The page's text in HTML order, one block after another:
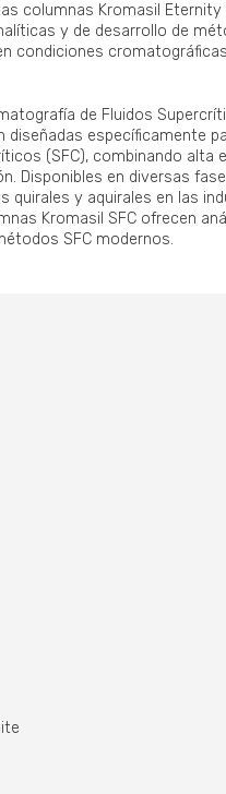
columnas Kromasil
y de desarrollo de
condiciones
de Fluidos
diseñadas específicamente
(SFC), combinando alta
Disponibles en diversas
quirales y aquirales en las
Kromasil SFC ofrecen
SFC modernos.